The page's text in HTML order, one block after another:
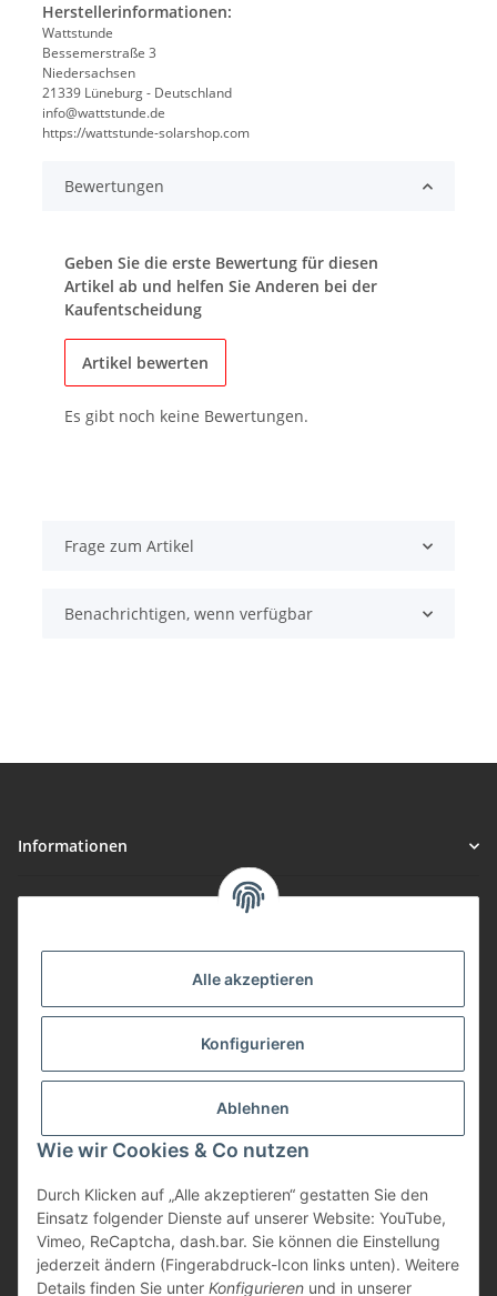
Alle akzeptieren
Konfigurieren
Ablehnen
Wie wir Cookies & Co nutzen
Durch Klicken auf „Alle akzeptieren“ gestatten Sie den
Einsatz folgender Dienste auf unserer Website: YouTube,
Vimeo, ReCaptcha, dash.bar. Sie können die Einstellung
jederzeit ändern (Fingerabdruck-Icon links unten). Weitere
Details finden Sie unter Konfigurieren und in unserer
Herstellerinformationen:
Wattstunde
Bessemerstraße 3
Niedersachsen
21339 Lüneburg - Deutschland
info@wattstunde.de
https://wattstunde-solarshop.com
Bewertungen
Geben Sie die erste Bewertung für diesen
Artikel ab und helfen Sie Anderen bei der
Kaufentscheidung
Artikel bewerten
Es gibt noch keine Bewertungen.
Frage zum Artikel
Benachrichtigen, wenn verfügbar
Informationen
Gute Preis/Leistung
viele Zahlungsarten
Günstige Versandkosten
Zahlungsarten